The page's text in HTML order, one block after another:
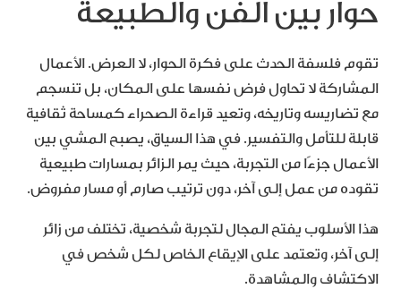
حوار بين الفن والطبيعة
تقوم فلسفة الحدث على فكرة الحوار، لا العرض. الأعمال
المشاركة لا تحاول فرض نفسها على المكان، بل تنسجم
مع تضاريسه وتاريخه، وتعيد قراءة الصحراء كمساحة ثقافية
قابلة للتأمل والتفسير. في هذا السياق، يصبح المشي بين
الأعمال جزءًا من التجربة، حيث يمر الزائر بمسارات طبيعية
تقوده من عمل إلى آخر، دون ترتيب صارم أو مسار مفروض.
هذا الأسلوب يفتح المجال لتجربة شخصية، تختلف من زائر
إلى آخر، وتعتمد على الإيقاع الخاص لكل شخص في
الاكتشاف والمشاهدة.